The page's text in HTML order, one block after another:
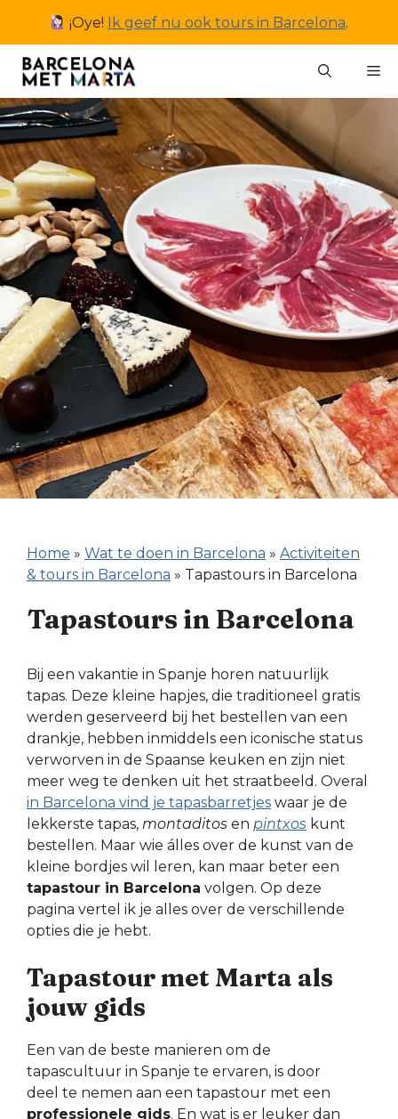
inhoud
¡Oye! Ik geef nu ook tours in Barcelona.
Home » Wat te doen in Barcelona » Activiteiten
& tours in Barcelona » Tapastours in Barcelona
Tapastours in Barcelona
Bij een vakantie in Spanje horen natuurlijk
tapas. Deze kleine hapjes, die traditioneel gratis
werden geserveerd bij het bestellen van een
drankje, hebben inmiddels een iconische status
verworven in de Spaanse keuken en zijn niet
meer weg te denken uit het straatbeeld. Overal
in Barcelona vind je tapasbarretjes waar je de
lekkerste tapas, montaditos en pintxos kunt
bestellen. Maar wie álles over de kunst van de
kleine bordjes wil leren, kan maar beter een
tapastour in Barcelona volgen. Op deze
pagina vertel ik je alles over de verschillende
opties die je hebt.
Tapastour met Marta als
jouw gids
Een van de beste manieren om de
tapascultuur in Spanje te ervaren, is door
deel te nemen aan een tapastour met een
professionele gids. En wat is er leuker dan